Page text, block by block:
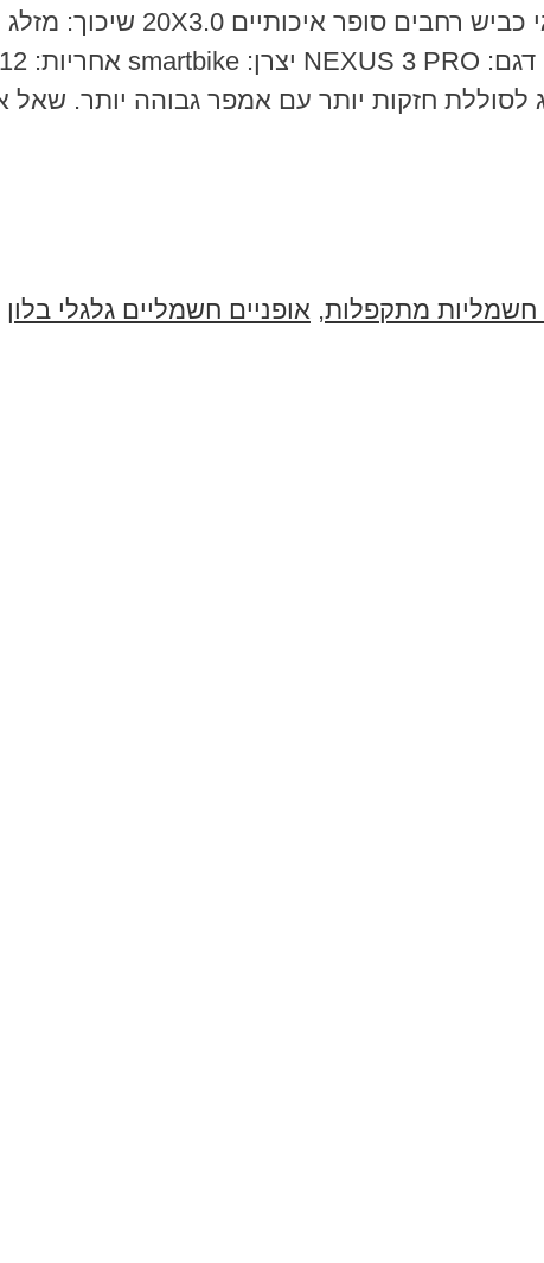
חשמליות מתקפלות, אופניים חשמליים גלגלי בלון